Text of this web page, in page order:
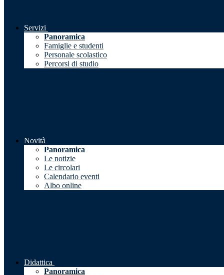
Servizi
Panoramica
Famiglie e studenti
Personale scolastico
Percorsi di studio
Novità
Panoramica
Le notizie
Le circolari
Calendario eventi
Albo online
Didattica
Panoramica